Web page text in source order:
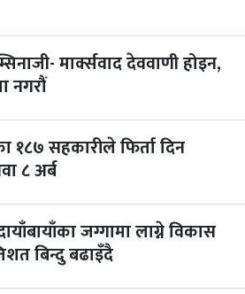
मार्क्सवाद देववाणी होइन,
नगरौं
१८७ सहकारीले फिर्ता दिन
८ अर्ब
जग्गामा लाग्ने विकास
बिन्दु बढाइँदै